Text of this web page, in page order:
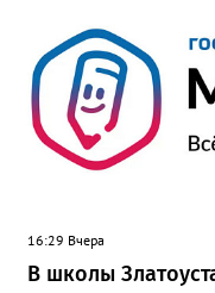
16:29 Вчера
В школы